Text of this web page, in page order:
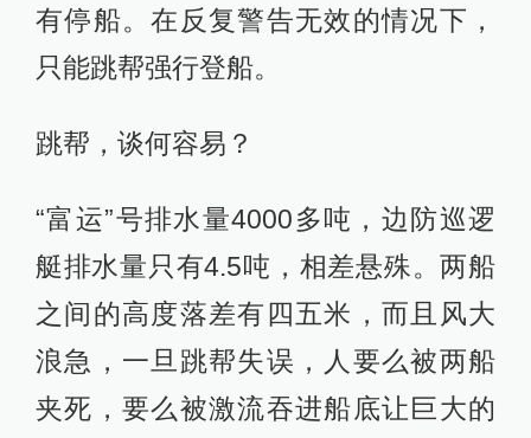
有停船。在反复警告无效的情况下，
只能跳帮强行登船。
跳帮，谈何容易？
“富运”号排水量4000多吨，边防巡逻
艇排水量只有4.5吨，相差悬殊。两船
之间的高度落差有四五米，而且风大
浪急，一旦跳帮失误，人要么被两船
夹死，要么被激流吞进船底让巨大的